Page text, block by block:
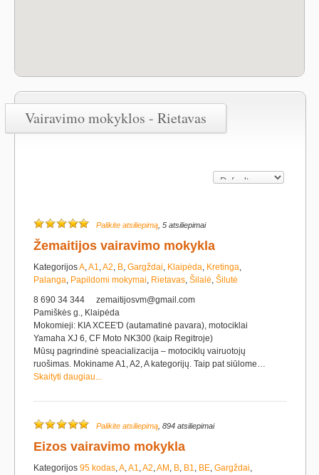
Vairavimo mokyklos - Rietavas
Palikite atsiliepimą , 5 atsiliepimai
Žemaitijos vairavimo mokykla
KategorijosA,A1,A2, B, Gargždai, Klaipėda, Kretinga,
Palanga, Papildomi mokymai, Rietavas, Šilalė, Šilutė
8 690 34 344
zemaitijosvm@gmail.com
Pamiškės g., Klaipėda
Mokomieji: KIA XCEE'D (autamatinė pavara), motociklai
Yamaha XJ 6, CF Moto NK300 (kaip Regitroje)
Mūsų pagrindinė speacializacija – motociklų vairuotojų
ruošimas. Mokiname A1, A2, A kategorijų. Taip pat siūlome…
Skaityti daugiau...
Palikite atsiliepimą , 894 atsiliepimai
Eizos vairavimo mokykla
Kategorijos 95 kodas,A,A1,A2,AM , B, B1, BE, Gargždai,